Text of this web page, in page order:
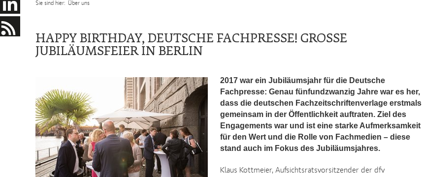
Sie sind hier: Über uns
HAPPY BIRTHDAY, DEUTSCHE FACHPRESSE! GROSSE
JUBILÄUMSFEIER IN BERLIN
2017 war ein Jubiläumsjahr für die Deutsche
Fachpresse: Genau fünfundzwanzig Jahre war es her,
dass die deutschen Fachzeitschriftenverlage erstmals
gemeinsam in der Öffentlichkeit auftraten. Ziel des
Engagements war und ist eine starke Aufmerksamkeit
für den Wert und die Rolle von Fachmedien – diese
stand auch im Fokus des Jubiläumsjahres.
Klaus Kottmeier, Aufsichtsratsvorsitzender der dfv